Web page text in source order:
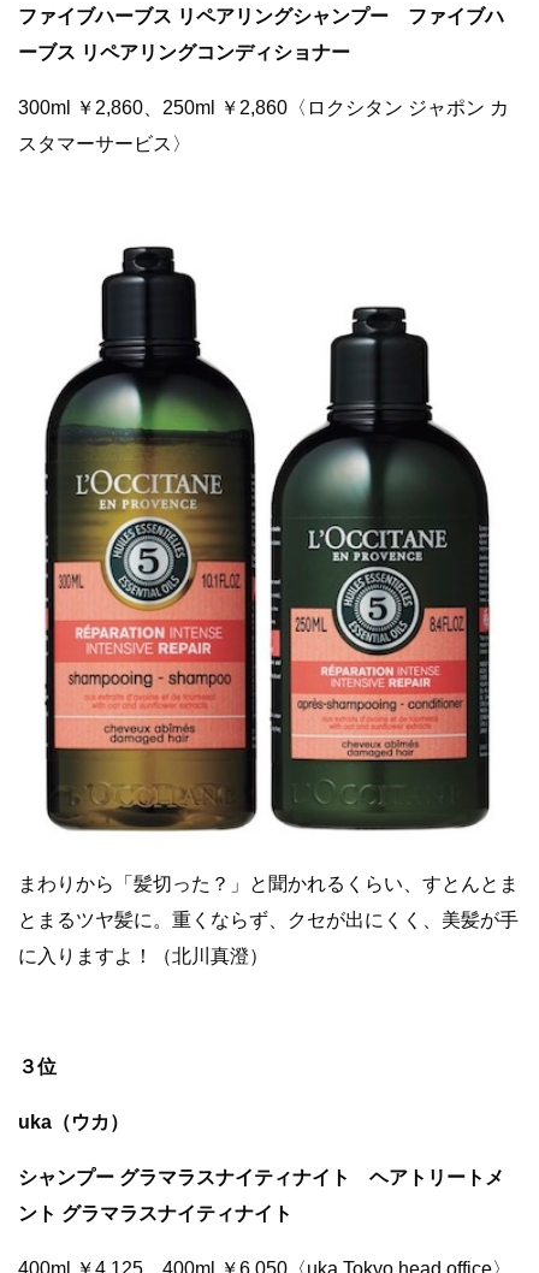
ファイブハーブス リペアリングシャンプー ファイブハ
ーブス リペアリングコンディショナー
300ml ￥2,860、250ml ￥2,860〈ロクシタン ジャポン カ
スタマーサービス〉
まわりから「髪切った？」と聞かれるくらい、すとんとま
とまるツヤ髪に。重くならず、クセが出にくく、美髪が手
に入りますよ！（北川真澄）
３位
uka（ウカ）
シャンプー グラマラスナイティナイト ヘアトリートメ
ント グラマラスナイティナイト
400ml ￥4,125、400ml ￥6,050〈uka Tokyo head office〉